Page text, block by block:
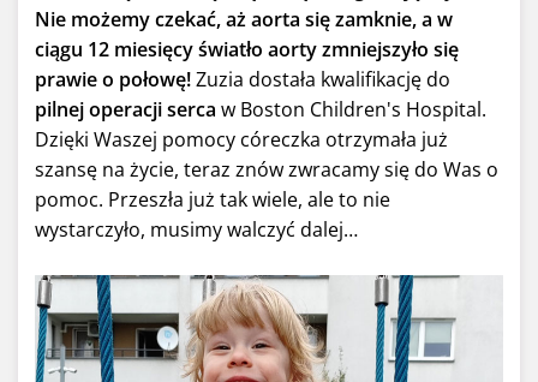
Nie możemy czekać, aż aorta się zamknie, a w
ciągu 12 miesięcy światło aorty zmniejszyło się
prawie o połowę!Zuzia dostała kwalifikację do
pilnej operacji serca w Boston Children's Hospital.
Dzięki Waszej pomocy córeczka otrzymała już
szansę na życie, teraz znów zwracamy się do Was o
pomoc. Przeszła już tak wiele, ale to nie
wystarczyło, musimy walczyć dalej…